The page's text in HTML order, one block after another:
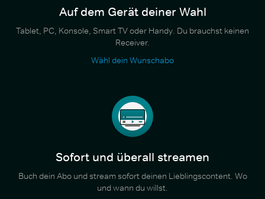
Auf dem Gerät deiner Wahl
Tablet, PC, Konsole, Smart TV oder Handy. Du brauchst keinen
Receiver.
Wähl dein Wunschabo
Sofort und überall streamen
Buch dein Abo und stream sofort deinen Lieblingscontent. Wo
und wann du willst.